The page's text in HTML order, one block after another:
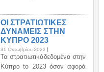
ΟΙ ΣΤΡΑΤΙΩΤΙΚΕΣ
ΔΥΝΑΜΕΙΣ ΣΤΗΝ
ΚΥΠΡΟ 2023
31 Οκτωβρίου 2023
Τα στρατιωτικάδεδομένα στην
Κύπρο to 2023 όσον αφορά